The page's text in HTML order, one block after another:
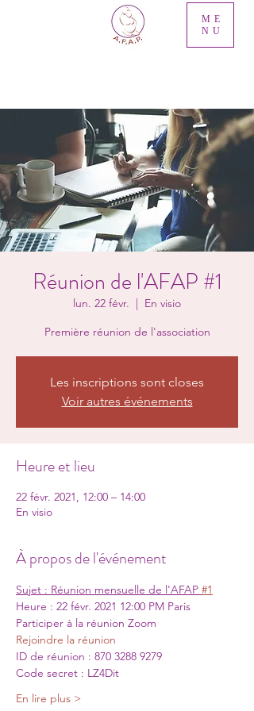
ME
NU
Réunion de l'AFAP #1
lun. 22 févr.
  |
En visio
Première réunion de l'association
Les inscriptions sont closes
Voir autres événements
Heure et lieu
22 févr. 2021, 12:00 – 14:00
En visio
À propos de l'événement
Sujet : Réunion mensuelle de l'AFAP #1
Heure : 22 févr. 2021 12:00 PM Paris
Participer à la réunion Zoom
Rejoindre la réunion
ID de réunion : 870 3288 9279
Code secret : LZ4Dit
En lire plus >